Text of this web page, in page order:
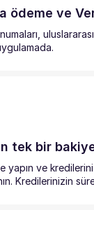
ödeme ve
tek bir
yapın ve
Kredilerinizin